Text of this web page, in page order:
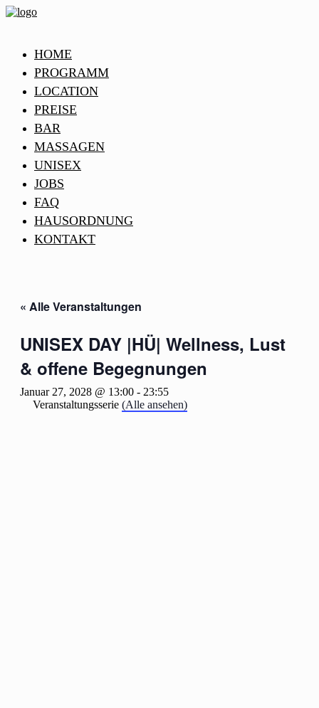
HOME
PROGRAMM
LOCATION
PREISE
BAR
MASSAGEN
UNISEX
JOBS
FAQ
HAUSORDNUNG
KONTAKT
« Alle Veranstaltungen
UNISEX DAY |HÜ| Wellness, Lust
& offene Begegnungen
Januar 27, 2028 @ 13:00 - 23:55
Veranstaltungsserie (Alle ansehen)